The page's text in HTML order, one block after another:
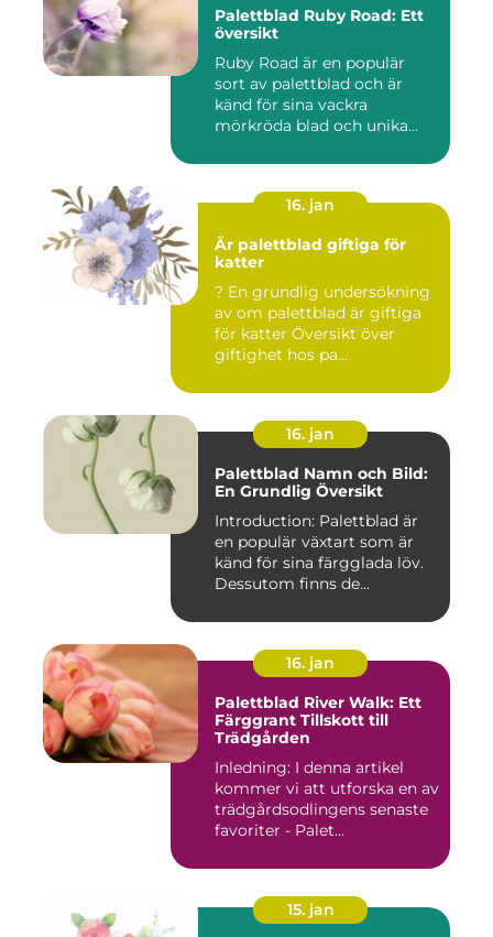
Palettblad Ruby Road: Ett
översikt
Ruby Road är en populär
sort av palettblad och är
känd för sina vackra
mörkröda blad och unika
16. jan
Är palettblad giftiga för
katter
? En grundlig undersökning
av om palettblad är giftiga
för katter Översikt över
giftighet hos pa...
16. jan
Palettblad Namn och Bild:
En Grundlig Översikt
Introduction: Palettblad är
en populär växtart som är
känd för sina färgglada löv.
Dessutom finns de...
16. jan
Palettblad River Walk: Ett
Färggrant Tillskott till
Trädgården
Inledning: I denna artikel
kommer vi att utforska en av
trädgårdsodlingens senaste
favoriter - Palet...
15. jan